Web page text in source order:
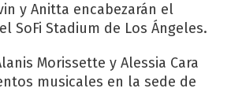
y Anitta encabezarán el
SoFi Stadium de Los Ángeles.
Morissette y Alessia Cara
musicales en la sede de